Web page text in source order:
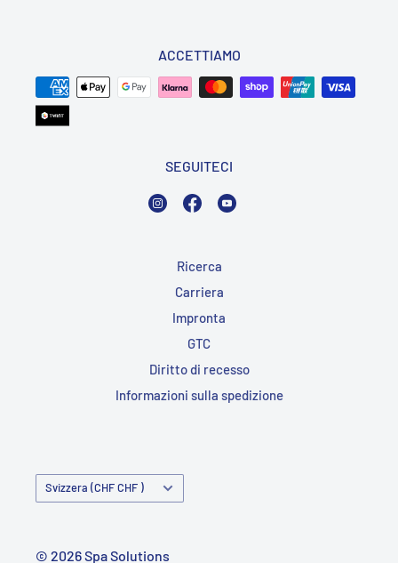
ACCETTIAMO
SEGUITECI
InstagramFacebook
Ricerca
Carriera
Impronta
GTC
Diritto di recesso
Informazioni sulla spedizione
Paese/Regione Svizzera (CHF CHF )
© 2026 Spa Solutions